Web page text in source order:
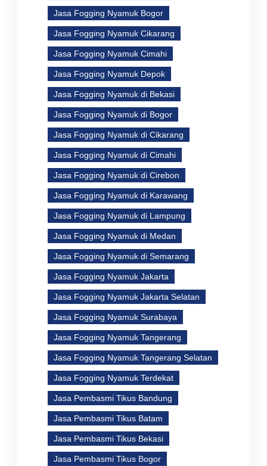
Jasa Fogging Nyamuk Bogor
Jasa Fogging Nyamuk Cikarang
Jasa Fogging Nyamuk Cimahi
Jasa Fogging Nyamuk Depok
Jasa Fogging Nyamuk di Bekasi
Jasa Fogging Nyamuk di Bogor
Jasa Fogging Nyamuk di Cikarang
Jasa Fogging Nyamuk di Cimahi
Jasa Fogging Nyamuk di Cirebon
Jasa Fogging Nyamuk di Karawang
Jasa Fogging Nyamuk di Lampung
Jasa Fogging Nyamuk di Medan
Jasa Fogging Nyamuk di Semarang
Jasa Fogging Nyamuk Jakarta
Jasa Fogging Nyamuk Jakarta Selatan
Jasa Fogging Nyamuk Surabaya
Jasa Fogging Nyamuk Tangerang
Jasa Fogging Nyamuk Tangerang Selatan
Jasa Fogging Nyamuk Terdekat
Jasa Pembasmi Tikus Bandung
Jasa Pembasmi Tikus Batam
Jasa Pembasmi Tikus Bekasi
Jasa Pembasmi Tikus Bogor